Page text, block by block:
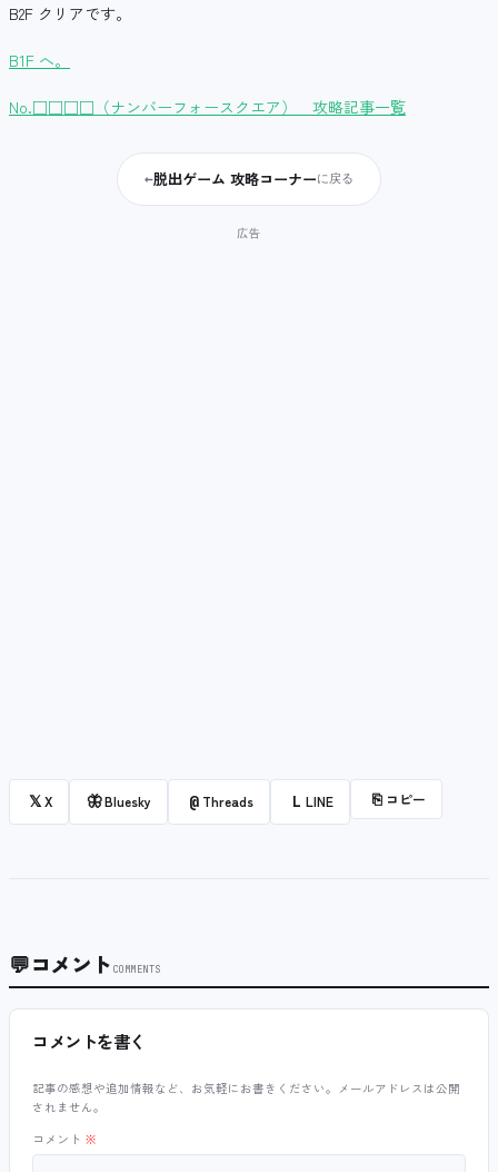
B2F クリアです。
B1F へ。
No.□□□□（ナンバーフォースクエア） 攻略記事一覧
←脱出ゲーム 攻略コーナーに戻る
𝕏X 🦋Bluesky @ Threads L LINE ⎘ コピー
💬コメント COMMENTS
コメントを書く
記事の感想や追加情報など、お気軽にお書きください。メールアドレスは公開
されません。
コメント ※